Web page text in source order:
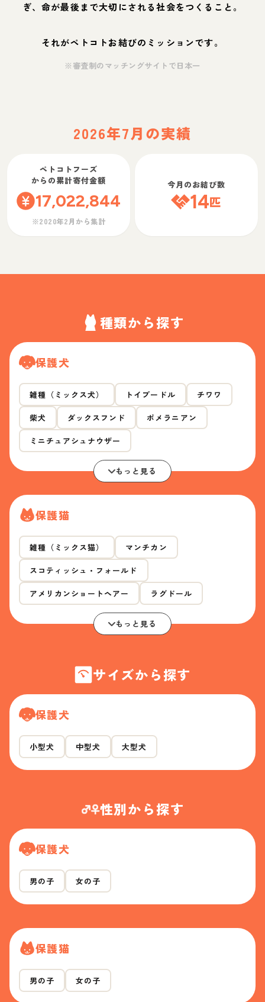
ぎ、命が最後まで大切にされる社会をつくること。
それがペトコトお結びのミッションです。
※審査制のマッチングサイトで日本一
2026年7月の実績
ペトコトフーズ
からの累計寄付金額
17,022,844
※2020年2月から集計
今月のお結び数
14匹
種類から探す
保護犬
雑種（ミックス犬） トイプードル チワワ
柴犬 ダックスフンド ポメラニアン
ミニチュアシュナウザー
もっと見る
保護猫
雑種（ミックス猫） マンチカン
スコティッシュ・フォールド
アメリカンショートヘアー ラグドール
もっと見る
サイズから探す
保護犬
小型犬 中型犬 大型犬
性別から探す
保護犬
男の子 女の子
保護猫
男の子 女の子